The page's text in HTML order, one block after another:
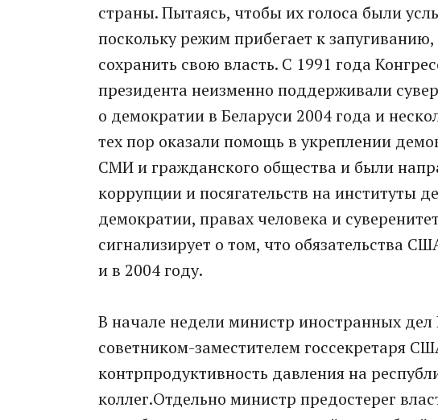
страны. Пытаясь, чтобы их голоса были
поскольку режим прибегает к
сохранить свою власть. С 1991 года
президента неизменно поддерживали
о демократии в Беларуси 2004 года и
тех пор оказали помощь в укреплении
СМИ и гражданского общества и были
коррупции и посягательств на институты
демократии, правах человека и
сигнализирует о том, что обязательства
и в 2004 году.
В начале недели министр иностранных
советником-заместителем госсекретаря
контрпродуктивность давления на
коллег.Отдельно министр предостерег